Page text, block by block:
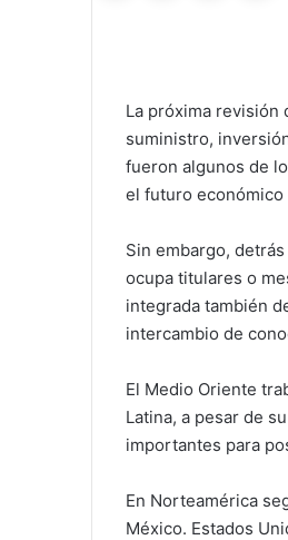
La próxima revisión
suministro,
fueron algunos de
el futuro
Sin embargo,
ocupa titulares o
integrada también
intercambio de
El Medio Oriente
Latina, a pesar de
importantes para
En Norteamérica
México. Estados